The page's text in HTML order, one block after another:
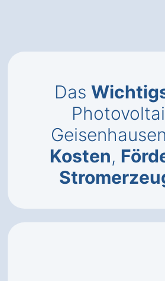
Das
Kosten,